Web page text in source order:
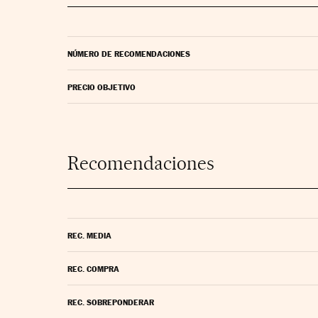
NÚMERO DE RECOMENDACIONES
PRECIO OBJETIVO
Recomendaciones
REC. MEDIA
REC. COMPRA
REC. SOBREPONDERAR